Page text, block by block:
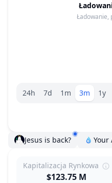
Ładowanie,
Wybór zakresu.
24h 7d 1m 3m 1y
Jesus is back? Your
Kapitalizacja Rynkowa
$123.75 M